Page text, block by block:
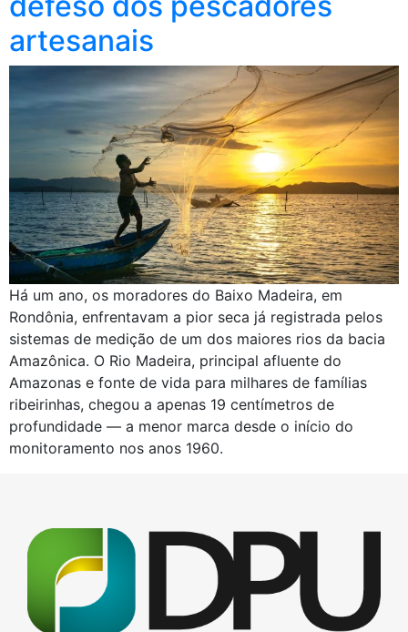
artesanais
Há um ano, os moradores do Baixo Madeira, em
Rondônia, enfrentavam a pior seca já registrada pelos
sistemas de medição de um dos maiores rios da bacia
Amazônica. O Rio Madeira, principal afluente do
Amazonas e fonte de vida para milhares de famílias
ribeirinhas, chegou a apenas 19 centímetros de
profundidade — a menor marca desde o início do
monitoramento nos anos 1960.